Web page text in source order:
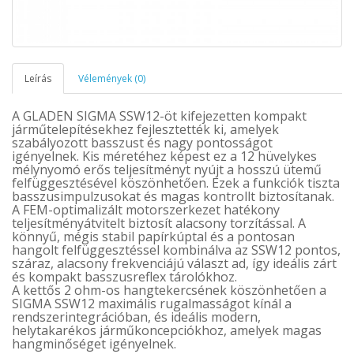
Leírás Vélemények (0)
A GLADEN SIGMA SSW12-öt kifejezetten kompakt
járműtelepítésekhez fejlesztették ki, amelyek
szabályozott basszust és nagy pontosságot
igényelnek. Kis méretéhez képest ez a 12 hüvelykes
mélynyomó erős teljesítményt nyújt a hosszú ütemű
felfüggesztésével köszönhetően. Ezek a funkciók tiszta
basszusimpulzusokat és magas kontrollt biztosítanak.
A FEM-optimalizált motorszerkezet hatékony
teljesítményátvitelt biztosít alacsony torzítással. A
könnyű, mégis stabil papírkúptal és a pontosan
hangolt felfüggesztéssel kombinálva az SSW12 pontos,
száraz, alacsony frekvenciájú választ ad, így ideális zárt
és kompakt basszusreflex tárolókhoz.
A kettős 2 ohm-os hangtekercsének köszönhetően a
SIGMA SSW12 maximális rugalmasságot kínál a
rendszerintegrációban, és ideális modern,
helytakarékos járműkoncepciókhoz, amelyek magas
hangminőséget igényelnek.